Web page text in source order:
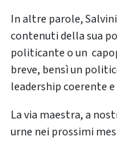
In altre parole,
contenuti della sua
politicante o un
breve, bensì un
leadership coerente
La via maestra, a
urne nei prossimi